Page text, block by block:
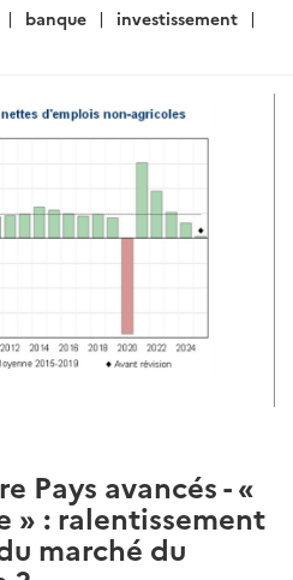
banque
investissement
Pays avancés - «
» : ralentissement
marché du